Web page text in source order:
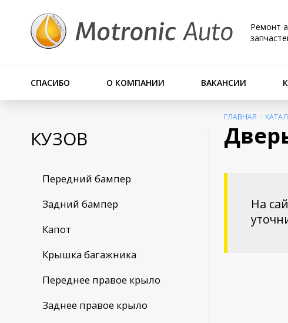
Ремонт
СПАСИБО О КОМПАНИИ ВАКАНСИИ
КУЗОВ
Передний бампер
Задний бампер
Капот
Крышка багажника
Переднее правое крыло
Заднее правое крыло
ГЛАВНАЯ >
На